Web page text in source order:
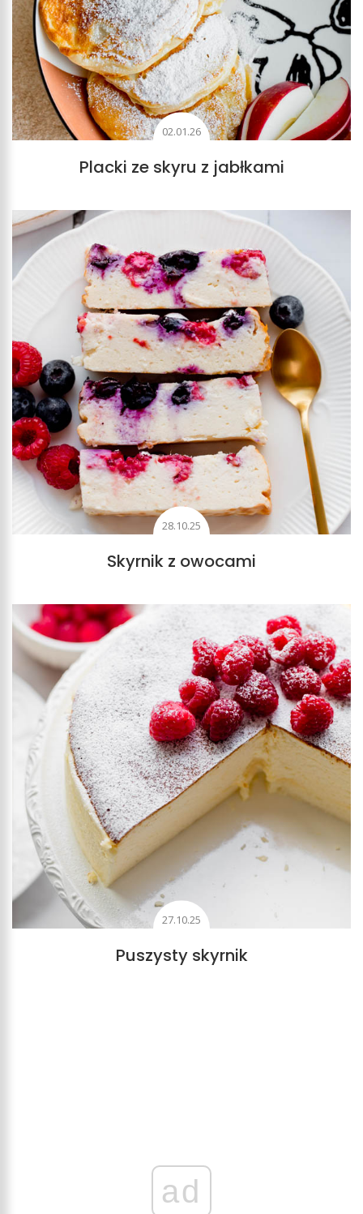
02.01.26
Placki ze skyru z jabłkami
28.10.25
Skyrnik z owocami
27.10.25
Puszysty skyrnik
ad